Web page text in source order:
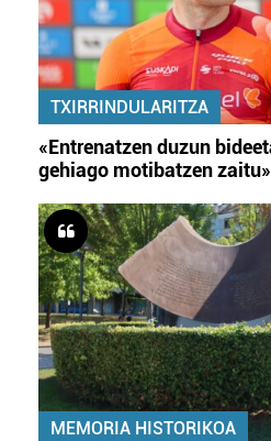
TXIRRINDULARITZA
«Entrenatzen duzun
gehiago motibatzen zaitu»
MEMORIA HISTORIKOA